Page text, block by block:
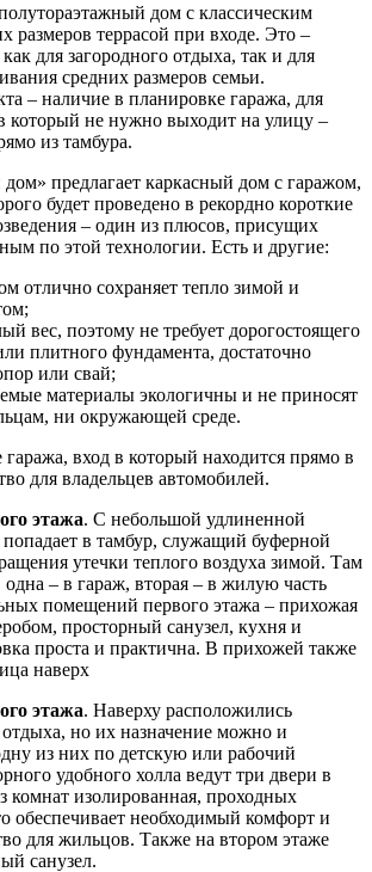
дом с классическим
размеров террасой при входе. Это –
для загородного отдыха, так и для
средних размеров семьи.
– наличие в планировке гаража, для
который не нужно выходит на улицу –
из тамбура.
предлагает каркасный дом с гаражом,
будет проведено в рекордно короткие
– один из плюсов, присущих
по этой технологии. Есть и другие:
отлично сохраняет тепло зимой и
вес, поэтому не требует дорогостоящего
плитного фундамента, достаточно
или свай;
материалы экологичны и не приносят
ни окружающей среде.
вход в который находится прямо в
для владельцев автомобилей.
этажа. С небольшой удлиненной
в тамбур, служащий буферной
утечки теплого воздуха зимой. Там
одна – в гараж, вторая – в жилую часть
помещений первого этажа – прихожая
просторный санузел, кухня и
проста и практична. В прихожей также
наверх
этажа. Наверху расположились
но их назначение можно и
из них по детскую или рабочий
удобного холла ведут три двери в
комнат изолированная, проходных
обеспечивает необходимый комфорт и
для жильцов. Также на втором этаже
санузел.